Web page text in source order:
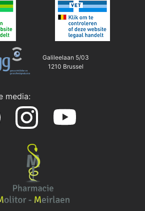
Galileelaan 5/03
1210 Brussel
media: